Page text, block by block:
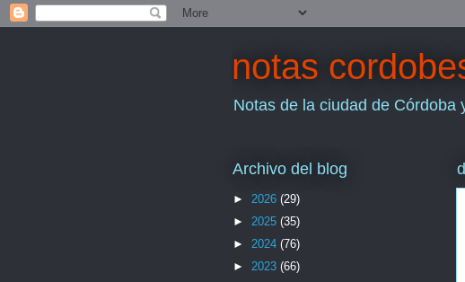
notas
Notas de la ciudad de Córdoba
Archivo del blog
► 2026 (29)
► 2025 (35)
► 2024 (76)
► 2023 (66)